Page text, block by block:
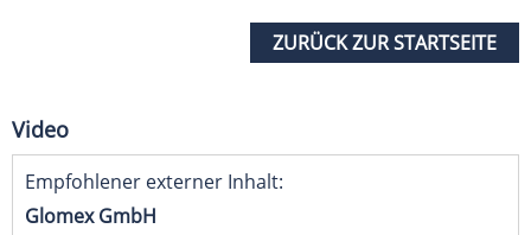
ZURÜCK ZUR STARTSEITE
Video
Empfohlener externer Inhalt:
Glomex GmbH